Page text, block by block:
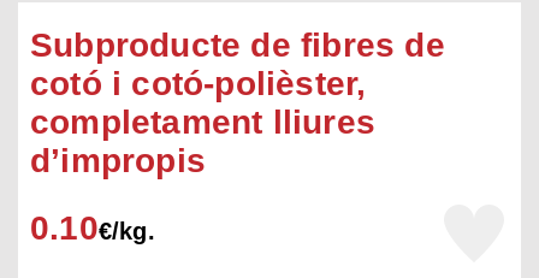
Subproducte de fibres de
cotó i cotó-polièster,
completament lliures
d’impropis
0.10€/kg.